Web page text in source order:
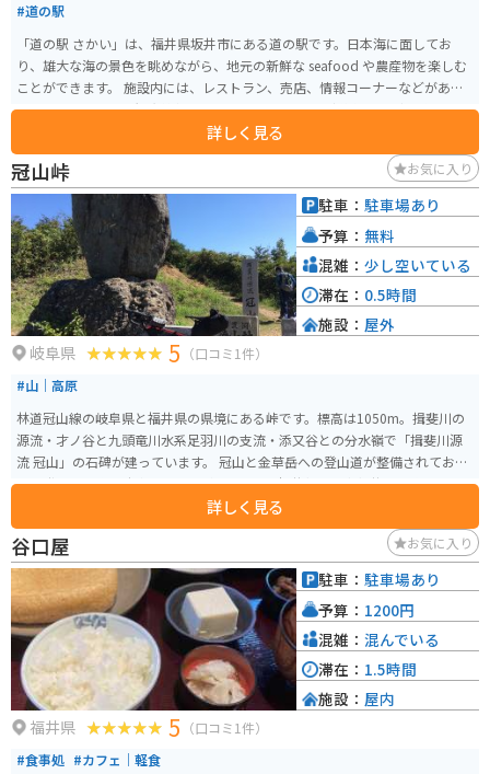
#道の駅
「道の駅 さかい」は、福井県坂井市にある道の駅です。日本海に面してお
り、雄大な海の景色を眺めながら、地元の新鮮な seafood や農産物を楽しむ
ことができます。 施設内には、レストラン、売店、情報コーナーなどがあ
り、地元の特産品や観光情報を入手できます。特に、新鮮な魚介類を使った
海鮮丼や、地元産の野菜を使った料理が人気です。また、売店では、地元の
銘菓や地酒、工芸品なども販売されています。 バイクで訪れる場合、道の駅
さかいは、日本海沿岸を走る国道305号線沿いに位置しており、ツーリングの
休憩場所としても最適です。広い駐車場も完備されているので、安心してバ
イクを停めることができます。 周辺には、東尋坊や雄島など、風光明媚な観
光スポットも点在しています。道の駅 さかいを拠点に、周辺の観光を楽しむ
のも良いでしょう。
詳しく見る
冠山峠 お気に入り
岐阜県 5 （口コミ1件）
#山｜高原
林道冠山線の岐阜県と福井県の県境にある峠です。標高は1050m。揖斐川の
源流・才ノ谷と九頭竜川水系足羽川の支流・添又谷との分水嶺で「揖斐川源
流 冠山」の石碑が建っています。 冠山と金草岳への登山道が整備されてお
り、登山者の為の駐車スペースがあります。福井側、岐阜側共に狭路かつ悪
路であり（一応、未舗装路はほぼない）、通行には十分の注意が必要です。
また、降雪期の11月下旬から翌年6月頃までは冬期通行止めとなるので、冬季
は事前に確認しておきましょう。
詳しく見る
駐車： 駐車場あり
予算： 無料
混雑： 少し空いている
滞在： 0.5時間
施設： 屋外
谷口屋 お気に入り
福井県 5 （口コミ1件）
#食事処 #カフェ｜軽食
駐車： 駐車場あり
予算： 1200円
混雑： 混んでいる
滞在： 1.5時間
施設： 屋内